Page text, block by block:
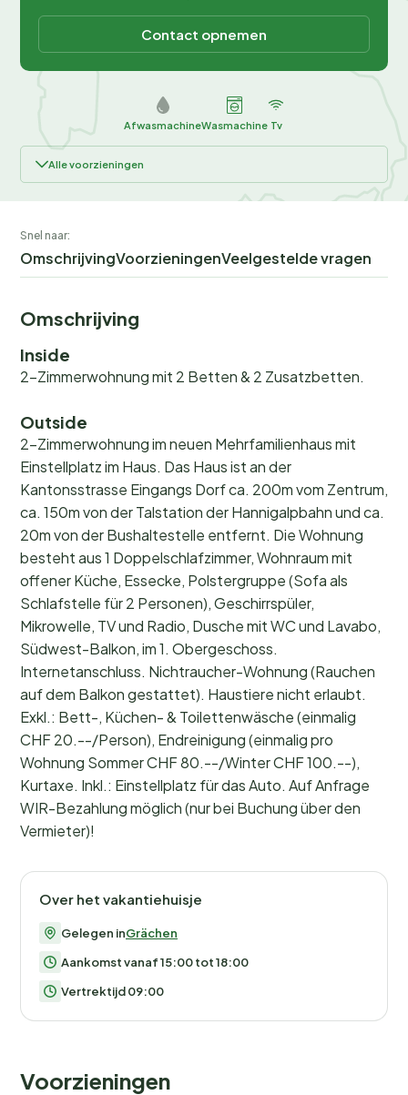
Contact opnemen
AfwasmachineWasmachine Tv
Alle voorzieningen
Snel naar:
OmschrijvingVoorzieningenVeelgestelde vragen
Omschrijving
Inside
2-Zimmerwohnung mit 2 Betten & 2 Zusatzbetten.
Outside
2-Zimmerwohnung im neuen Mehrfamilienhaus mit
Einstellplatz im Haus. Das Haus ist an der
Kantonsstrasse Eingangs Dorf ca. 200m vom Zentrum,
ca. 150m von der Talstation der Hannigalpbahn und ca.
20m von der Bushaltestelle entfernt. Die Wohnung
besteht aus 1 Doppelschlafzimmer, Wohnraum mit
offener Küche, Essecke, Polstergruppe (Sofa als
Schlafstelle für 2 Personen), Geschirrspüler,
Mikrowelle, TV und Radio, Dusche mit WC und Lavabo,
Südwest-Balkon, im 1. Obergeschoss.
Internetanschluss. Nichtraucher-Wohnung (Rauchen
auf dem Balkon gestattet). Haustiere nicht erlaubt.
Exkl.: Bett-, Küchen- & Toilettenwäsche (einmalig
CHF 20.--/Person), Endreinigung (einmalig pro
Wohnung Sommer CHF 80.--/Winter CHF 100.--),
Kurtaxe. Inkl.: Einstellplatz für das Auto. Auf Anfrage
WIR-Bezahlung möglich (nur bei Buchung über den
Vermieter)!
Over het vakantiehuisje
Gelegen inGrächen
Aankomst vanaf 15:00 tot 18:00
Vertrektijd 09:00
Voorzieningen